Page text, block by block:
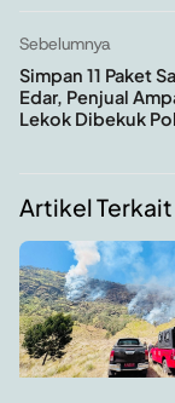
Sebelumnya
Simpan 11 Paket
Edar, Penjual
Lekok Dibekuk
Artikel Terkait